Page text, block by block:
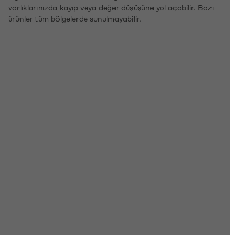
varlıklarınızda kayıp veya değer düşüşüne yol açabilir. Bazı
ürünler tüm bölgelerde sunulmayabilir.